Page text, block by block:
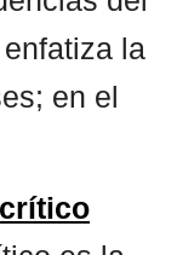
la
en el